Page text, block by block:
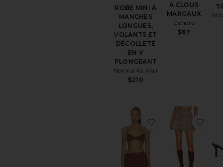
ROBE MINI À
MANCHES
LONGUES,
VOLANTS ET
DÉCOLLETÉ
EN V
PLONGEANT
Norma Kamali
$210
À CLOUS
MARGAUX
Cendre
$67
ajouter aux